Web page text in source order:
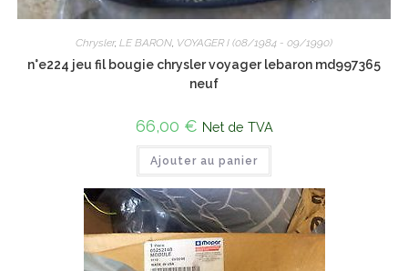
Chrysler, LE BARON, VOYAGER I (08/1984 - 09/1990)
n°e224 jeu fil bougie chrysler voyager lebaron md997365
neuf
66,00 € Net de TVA
Ajouter au panier